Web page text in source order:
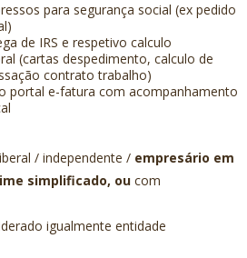
para segurança social (ex pedido
de IRS e respetivo calculo
(cartas despedimento, calculo de
contrato trabalho)
portal e-fatura com acompanhamento
/ independente / empresário em
simplificado, ou com
igualmente entidade